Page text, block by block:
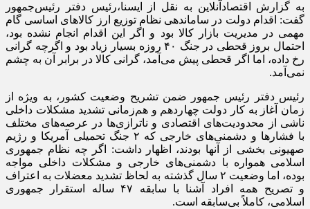
به گزارش اقتصادآنلاین به نقل از ایسنا،رئیس دفتر رئیس‌جمهور
گفت: اقدام دولت در ساماندهی نظام توزیع ارز کالا‌های اساسی گام
مهمی در مدیریت بازار کالا بود و اگر این اقدام انجام نشده بود،
احتمال بروز قحطی در جنگ ۴۰ روزه بسیار زیاد بود و اگرچه گرانی
رخ داده، اما اگر قحطی پیش می‌آمد، گرانی کالا در برابر آن به چشم
نمی‌آمد.
رئیس دفتر رئیس جمهور ضمن تشریح وضعیت کشور، به ویژه از
زمان آغاز به کار دولت چهاردهم و هم‌زمانی تشدید مشکلات داخلی
ناشی از محدودیت‌های اقتصادی و ناترازی‌ها در عرصه‌های مختلف
با فشار‌ها و دشمنی‌های خارجی که ۲ جنگ تحمیلی آمریکا و رژیم
صهیونی بخشی از آنها بودند، اظهار داشت: اگر چه نظام جمهوری
اسلامی همواره با دشمنی‌های خارجی و مشکلات داخلی مواجه
بوده، اما وضعیت ۲ سال گذشته به لحاظ تشدید معضلات به اعتراف
و تصریح همه افراد آشنا با سابقه ۴۷ ساله استقرار جمهوری
اسلامی، کاملاً بی‌سابقه است.